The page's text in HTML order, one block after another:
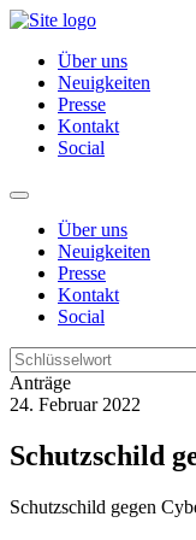
Über uns
Neuigkeiten
Presse
Kontakt
Social
Über uns
Neuigkeiten
Presse
Kontakt
Social
Anträge
24. Februar 2022
Schutzschild
Schutzschild gegen